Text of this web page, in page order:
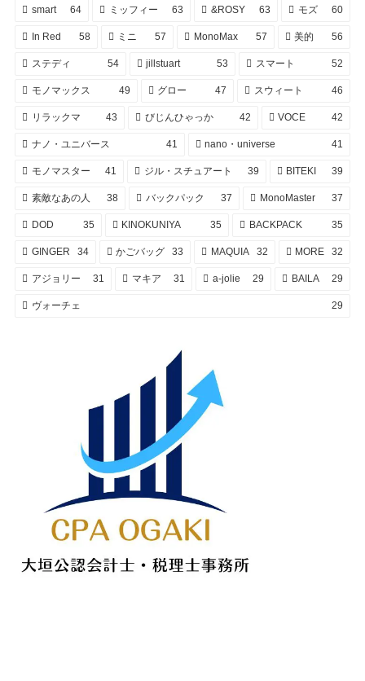
smart 64 ミッフィー 63 &ROSY 63 モズ 60
In Red 58 ミニ 57 MonoMax 57 美的 56
ステディ 54 jillstuart 53 スマート 52
モノマックス 49 グロー 47 スウィート 46
リラックマ 43 びじんひゃっか 42 VOCE 42
ナノ・ユニバース 41 nano・universe 41
モノマスター 41 ジル・スチュアート 39 BITEKI 39
素敵なあの人 38 バックパック 37 MonoMaster 37
DOD 35 KINOKUNIYA 35 BACKPACK 35
GINGER 34 かごバッグ 33 MAQUIA 32 MORE 32
アジョリー 31 マキア 31 a-jolie 29 BAILA 29
ヴォーチェ 29